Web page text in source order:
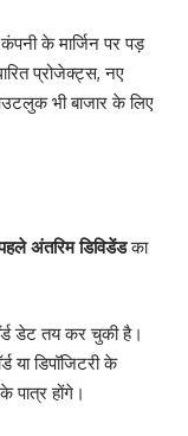
के मार्जिन पर पड़
प्रोजेक्ट्स, नए
भी बाजार के लिए
अंतरिम डिविडेंडका
डेट तय कर चुकी है।
या डिपॉजिटरी के
पात्र होंगे।